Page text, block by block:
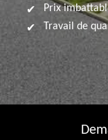
Prix
Travail de